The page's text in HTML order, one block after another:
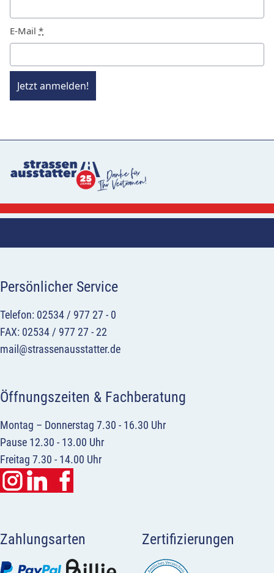
E-Mail *
Jetzt anmelden!
Persönlicher Service
Telefon: 02534 / 977 27 - 0
FAX: 02534 / 977 27 - 22
mail@strassenausstatter.de
Öffnungszeiten & Fachberatung
Montag – Donnerstag 7.30 - 16.30 Uhr
Pause 12.30 - 13.00 Uhr
Freitag 7.30 - 14.00 Uhr
Zahlungsarten Zertifizierungen